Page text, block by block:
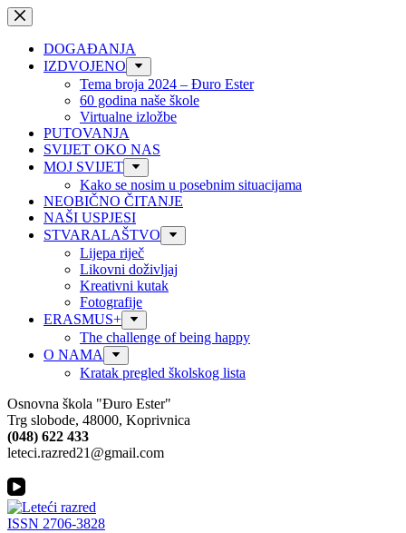
Preskoči
na
sadržajDOGAĐANJA
IZDVOJENO
Tema broja 2024 – Đuro Ester
60 godina naše škole
Virtualne izložbe
PUTOVANJA
SVIJET OKO NAS
MOJ SVIJET
Kako se nosim u posebnim situacijama
NEOBIČNO ČITANJE
NAŠI USPJESI
STVARALAŠTVO
Lijepa riječ
Likovni doživljaj
Kreativni kutak
Fotografije
ERASMUS+
The challenge of being happy
O NAMA
Kratak pregled školskog lista
Osnovna škola "Đuro Ester"
Trg slobode, 48000, Koprivnica
(048) 622 433
leteci.razred21@gmail.com
ISSN 2706-3828